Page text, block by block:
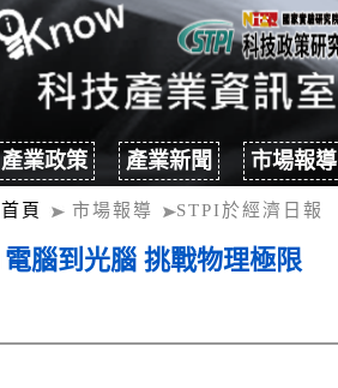
產業政策 產業新聞 市場報導
首頁 市場報導 STPI於經濟日報
電腦到光腦 挑戰物理極限